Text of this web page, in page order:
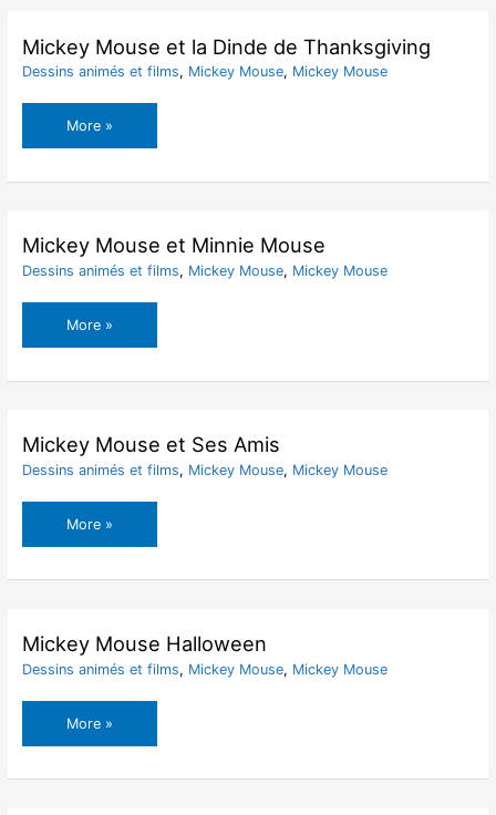
Mickey Mouse et la Dinde de Thanksgiving
Dessins animés et films, Mickey Mouse, Mickey Mouse
Mickey
Mouse
de
Thanksgiving
More »
Mickey Mouse et Minnie Mouse
Dessins animés et films, Mickey Mouse, Mickey Mouse
Mickey
Mouse
More »
Mickey Mouse et Ses Amis
Dessins animés et films, Mickey Mouse, Mickey Mouse
Mickey
Mouse
More »
Mickey Mouse Halloween
Dessins animés et films, Mickey Mouse, Mickey Mouse
Mickey
Mouse
More »